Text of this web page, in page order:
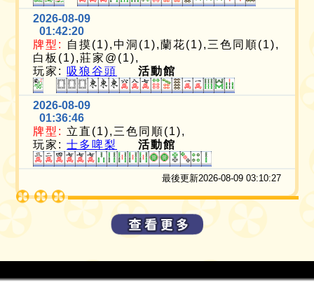
2026-08-09
01:42:20
牌型:
自摸(1),中洞(1),蘭花(1),三色同順(1),
白板(1),莊家@(1),
玩家: 吸狼谷頭 活動館
2026-08-09
01:36:46
牌型: 立直(1),三色同順(1),
玩家:士多啤梨 活動館
最後更新2026-08-09 03:10:27